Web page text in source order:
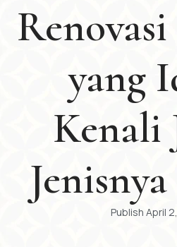
yang
Kenali
Publish April